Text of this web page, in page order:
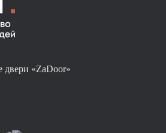
«ZaDoor»